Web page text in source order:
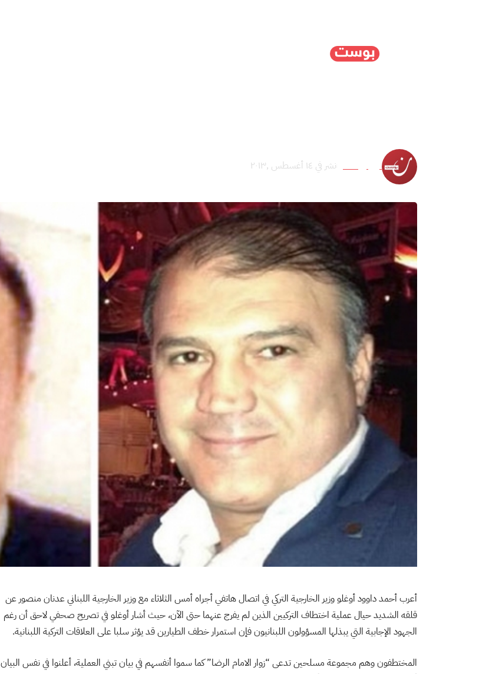
نون بوست نشر في ١٤ أغسطس ,٢٠١٣
أعرب أحمد داوود أوغلو وزير الخارجية التركي في اتصال هاتفي أجراه أمس الثلاثاء مع وزير الخارجية اللبناني عدنان منصور عن
قلقه الشديد حيال عملية اختطاف التركيين الذين لم يفرج عنهما حتى الآن، حيث أشار أوغلو في تصريح صحفي لاحق أن رغم
الجهود الإجابية التي يبذلها المسؤولون اللبنانيون فإن استمرار خطف الطيارين قد يؤثر سلبا على العلاقات التركية اللبنانية.
المختطفون وهم مجموعة مسلحين تدعى “زوار الامام الرضا” كما سموا أنفسهم في بيان تبني العملية، أعلنوا في نفس البيان